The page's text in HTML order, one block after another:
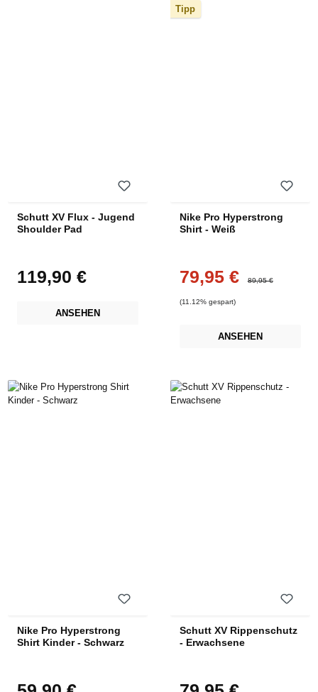
Schutt XV Flux - Jugend
Shoulder Pad
Regulärer Preis:
119,90 €
ANSEHEN
Tipp
Nike Pro Hyperstrong
Shirt - Weiß
Verkaufspreis:
79,95 € 89,95 €
(11.12% gespart)
ANSEHEN
Nike Pro Hyperstrong
Shirt Kinder - Schwarz
Regulärer Preis:
Schutt XV Rippenschutz
- Erwachsene
Regulärer Preis: